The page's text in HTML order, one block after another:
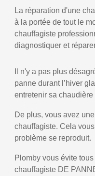
La réparation d'une
à la portée de tout le
chauffagiste
diagnostiquer et
Il n'y a pas plus
panne durant l’hiver
entretenir sa
De plus, vous avez
chauffagiste. Cela
problème se reproduit.
Plomby vous évite
chauffagiste DE